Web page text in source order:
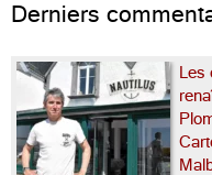
Derniers